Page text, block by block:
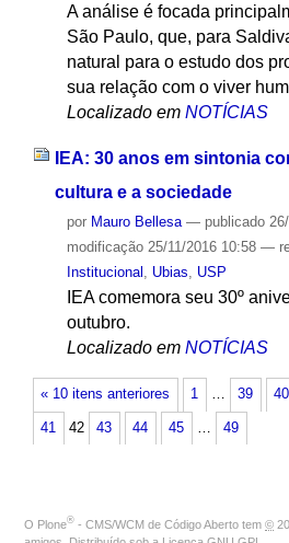
A análise é focada
São Paulo, que, para
natural para o estudo dos
sua relação com o viver
Localizado em NOTÍCIAS
IEA: 30 anos em sintonia
cultura e a sociedade
por Mauro Bellesa — publicado26/
modificação25/11/2016 10:58 —
Institucional , Ubias, USP
IEA comemora seu 30º
outubro.
Localizado em NOTÍCIAS
« 10 itens anteriores 1 … 39 40
41 42 43 44 45 … 49
O Plone® - CMS/WCM de Código Aberto tem ©